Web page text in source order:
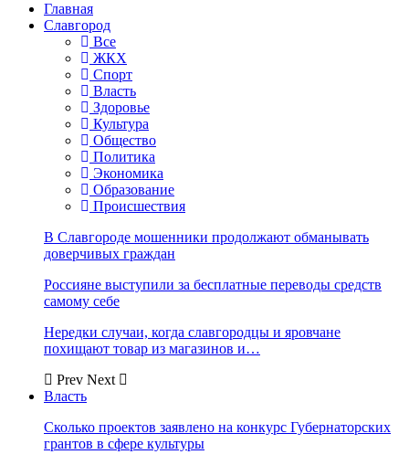
Главная
Славгород
Все
ЖКХ
Спорт
Власть
Здоровье
Культура
Общество
Политика
Экономика
Образование
Происшествия
В Славгороде мошенники продолжают обманывать
доверчивых граждан
Россияне выступили за бесплатные переводы средств
самому себе
Нередки случаи, когда славгородцы и яровчане
похищают товар из магазинов и…
Prev Next
Власть
Сколько проектов заявлено на конкурс Губернаторских
грантов в сфере культуры